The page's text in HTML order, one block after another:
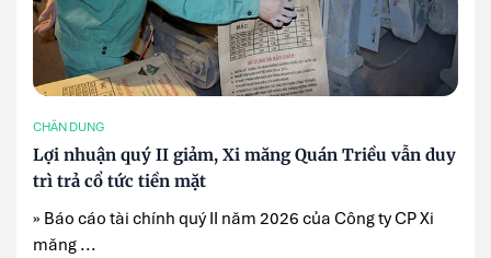
CHÂN DUNG
Lợi nhuận quý II giảm, Xi măng Quán Triều vẫn duy
trì trả cổ tức tiền mặt
» Báo cáo tài chính quý II năm 2026 của Công ty CP Xi
măng ...